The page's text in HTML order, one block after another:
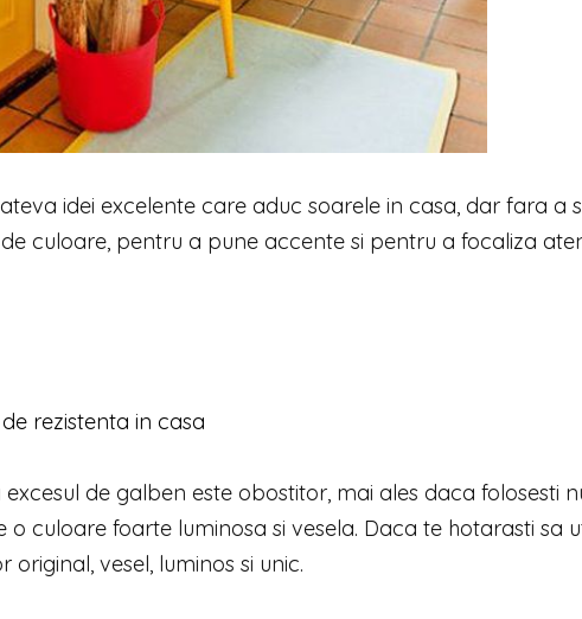
idei excelente care aduc soarele in casa, dar fara a
culoare, pentru a pune accente si pentru a focaliza
rezistenta in casa
de galben este obostitor, mai ales daca folosesti
o culoare foarte luminosa si vesela. Daca te hotarasti sa
vesel, luminos si unic.